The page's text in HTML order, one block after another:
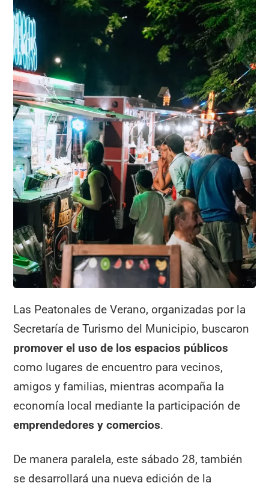
Las Peatonales de Verano, organizadas por la
Secretaría de Turismo del Municipio, buscaron
promover el uso de los espacios públicos
como lugares de encuentro para vecinos,
amigos y familias, mientras acompaña la
economía local mediante la participación de
emprendedores y comercios.
De manera paralela, este sábado 28, también
se desarrollará una nueva edición de la